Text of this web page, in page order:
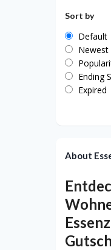
Sort by
Default
Newest
Ending
Expired
About